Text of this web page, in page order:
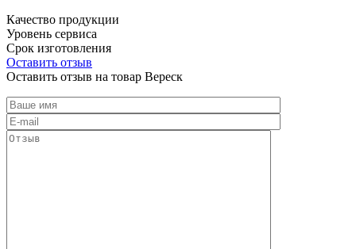
Качество продукции
Уровень сервиса
Срок изготовления
Оставить отзыв
Оставить отзыв на товар Вереск